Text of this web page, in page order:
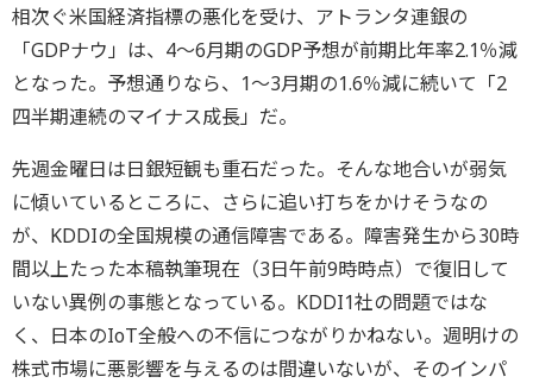
相次ぐ米国経済指標の悪化を受け、アトランタ連銀の
「GDPナウ」は、4～6月期のGDP予想が前期比年率2.1％減
となった。予想通りなら、1～3月期の1.6％減に続いて「2
四半期連続のマイナス成長」だ。
先週金曜日は日銀短観も重石だった。そんな地合いが弱気
に傾いているところに、さらに追い打ちをかけそうなの
が、KDDIの全国規模の通信障害である。障害発生から30時
間以上たった本稿執筆現在（3日午前9時時点）で復旧して
いない異例の事態となっている。KDDI1社の問題ではな
く、日本のIoT全般への不信につながりかねない。週明けの
株式市場に悪影響を与えるのは間違いないが、そのインパ